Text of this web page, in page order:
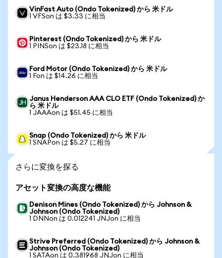
VinFast Auto (Ondo Tokenized) から 米ドル
1 VFSon は $3.33 に相当
Pinterest (Ondo Tokenized) から 米ドル
1 PINSon は $23.18 に相当
Ford Motor (Ondo Tokenized) から 米ドル
1 Fon は $14.26 に相当
Janus Henderson AAA CLO ETF (Ondo Tokenized) か
ら 米ドル
1 JAAAon は $51.45 に相当
Snap (Ondo Tokenized) から 米ドル
1 SNAPon は $5.27 に相当
さらに変換を探る
アセット変換の高度な機能
Denison Mines (Ondo Tokenized) から Johnson &
Johnson (Ondo Tokenized)
1 DNNon は 0.012241 JNJon に相当
Strive Preferred (Ondo Tokenized) から Johnson &
Johnson (Ondo Tokenized)
1 SATAon は 0.381968 JNJon に相当